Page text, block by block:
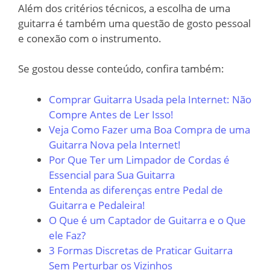
Além dos critérios técnicos, a escolha de uma
guitarra é também uma questão de gosto pessoal
e conexão com o instrumento.
Se gostou desse conteúdo, confira também:
Comprar Guitarra Usada pela Internet: Não
Compre Antes de Ler Isso!
Veja Como Fazer uma Boa Compra de uma
Guitarra Nova pela Internet!
Por Que Ter um Limpador de Cordas é
Essencial para Sua Guitarra
Entenda as diferenças entre Pedal de
Guitarra e Pedaleira!
O Que é um Captador de Guitarra e o Que
ele Faz?
3 Formas Discretas de Praticar Guitarra
Sem Perturbar os Vizinhos